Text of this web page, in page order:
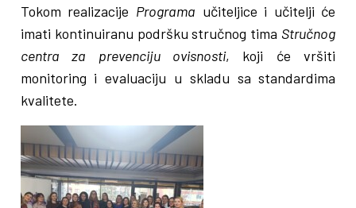
Tokom realizacije Programa učiteljice i učitelji će
imati kontinuiranu podršku stručnog tima Stručnog
centra za prevenciju ovisnosti, koji će vršiti
monitoring i evaluaciju u skladu sa standardima
kvalitete.